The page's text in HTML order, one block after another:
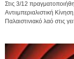
Στις 3/12
Αντιιμπεριαλιστική
Παλαιστινιακό λαό στις